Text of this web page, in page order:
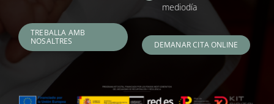
TREBALLA AMB
NOSALTRES
mediodía
DEMANAR CITA ONLINE